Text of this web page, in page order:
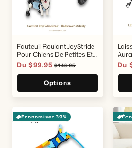
Fauteuil Roulant JoyStride
Pour Chiens De Petites Et
Moyennes Races
Prix
soldé
Du $99.95 Prix
habituel
$148.95
Options
Prix
Du
Économisez 39%